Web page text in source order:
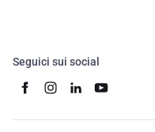
Seguici sui social